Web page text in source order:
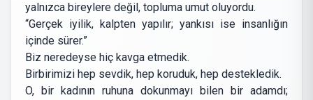
yalnızca bireylere değil, topluma umut oluyordu.
“Gerçek iyilik, kalpten yapılır; yankısı ise insanlığın
içinde sürer.”
Biz neredeyse hiç kavga etmedik.
Birbirimizi hep sevdik, hep koruduk, hep destekledik.
O, bir kadının ruhuna dokunmayı bilen bir adamdı;